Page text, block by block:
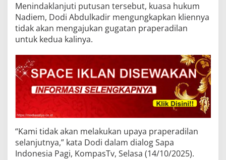
Menindaklanjuti putusan tersebut, kuasa hukum
Nadiem, Dodi Abdulkadir mengungkapkan kliennya
tidak akan mengajukan gugatan praperadilan
untuk kedua kalinya.
“Kami tidak akan melakukan upaya praperadilan
selanjutnya,” kata Dodi dalam dialog Sapa
Indonesia Pagi, KompasTv, Selasa (14/10/2025).